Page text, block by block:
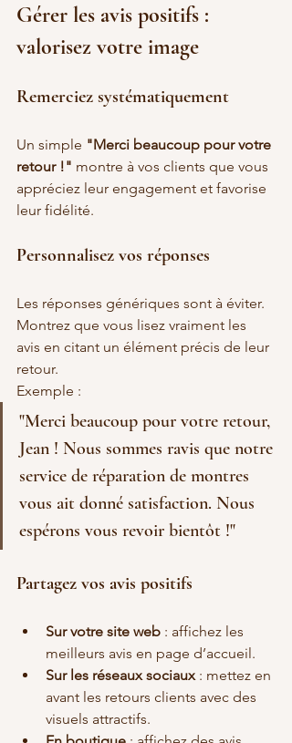
Gérer les avis positifs :
valorisez votre image
Remerciez systématiquement
Un simple "Merci beaucoup pour votre
retour !" montre à vos clients que vous
appréciez leur engagement et favorise
leur fidélité.
Personnalisez vos réponses
Les réponses génériques sont à éviter.
Montrez que vous lisez vraiment les
avis en citant un élément précis de leur
retour.
Exemple :
"Merci beaucoup pour votre retour,
Jean ! Nous sommes ravis que notre
service de réparation de montres
vous ait donné satisfaction. Nous
espérons vous revoir bientôt !"
Partagez vos avis positifs
Sur votre site web : affichez les
meilleurs avis en page d’accueil.
Sur les réseaux sociaux : mettez en
avant les retours clients avec des
visuels attractifs.